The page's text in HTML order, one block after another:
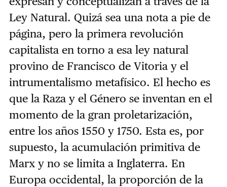
Ley Natural. Quizá sea una nota a pie de
página, pero la primera revolución
capitalista en torno a esa ley natural
provino de Francisco de Vitoria y el
intrumentalismo metafísico. El hecho es
que la Raza y el Género se inventan en el
momento de la gran proletarización,
entre los años 1550 y 1750. Esta es, por
supuesto, la acumulación primitiva de
Marx y no se limita a Inglaterra. En
Europa occidental, la proporción de la